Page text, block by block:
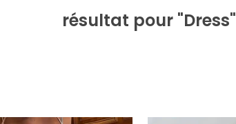
résultat pour "Dress"